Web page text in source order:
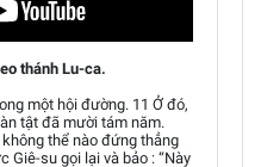
thánh Lu-ca.
một hội đường. 11 Ở đó,
tật đã mười tám năm.
thể nào đứng thẳng
Giê-su gọi lại và bảo : “Này